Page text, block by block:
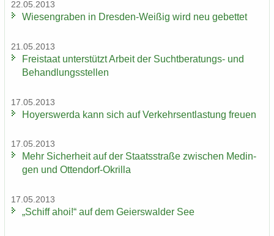
22.05.2013
Wie­sen­gra­ben in Dresden-​Weißig wird neu ge­bet­tet
21.05.2013
Frei­staat un­ter­stützt Ar­beit der Suchtberatungs-​ und
Be­hand­lungs­stel­len
17.05.2013
Ho­yers­wer­da kann sich auf Ver­kehrs­ent­las­tung freu­en
17.05.2013
Mehr Si­cher­heit auf der Staats­stra­ße zwi­schen Me­din­
gen und Ottendorf-​Okrilla
17.05.2013
„Schiff ahoi!“ auf dem Gei­ers­wal­der See